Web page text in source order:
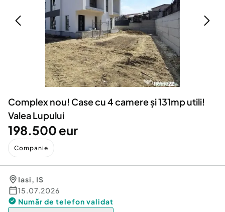
Servicii
Animale de companie
Afaceri și echipamente profesionale
Inchiriere Bunuri si Vehicule
Utilaje agricole si industriale
Piese auto si accesorii
Dacia Duster
Complex nou! Case cu 4 camere și 131mp utili!
Valea Lupului
198.500 eur
Companie
Iasi, IS
15.07.2026
Număr de telefon validat